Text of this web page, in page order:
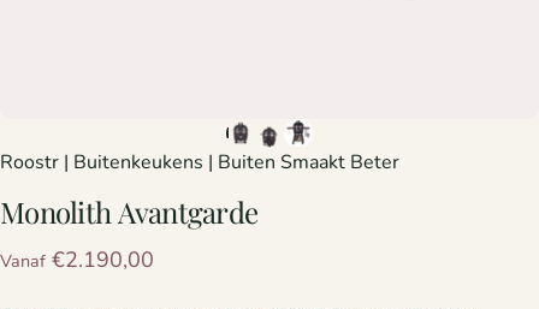
Roostr | Buitenkeukens | Buiten Smaakt Beter
Monolith Avantgarde
Vanaf €2.190,00